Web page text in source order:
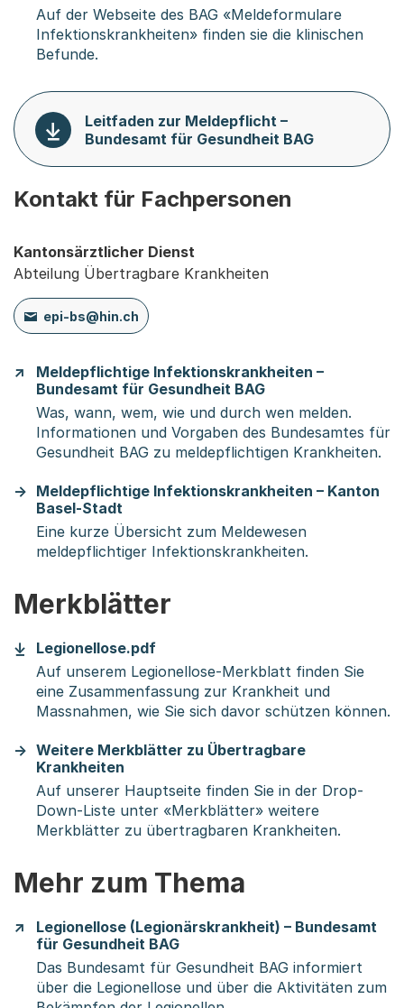
Auf der Webseite des BAG «Meldeformulare
Infektionskrankheiten» finden sie die klinischen
Befunde.
Leitfaden zur Meldepflicht –
Bundesamt für Gesundheit BAG
Kontakt für Fachpersonen
Kantonsärztlicher Dienst
Abteilung Übertragbare Krankheiten
epi-bs@hin.ch
Meldepflichtige Infektionskrankheiten –
Bundesamt für Gesundheit BAG
Was, wann, wem, wie und durch wen melden.
Informationen und Vorgaben des Bundesamtes für
Gesundheit BAG zu meldepflichtigen Krankheiten.
Meldepflichtige Infektionskrankheiten – Kanton
Basel-Stadt
Eine kurze Übersicht zum Meldewesen
meldepflichtiger Infektionskrankheiten.
Merkblätter
Legionellose.pdf(Startet einen Download)
Auf unserem Legionellose-Merkblatt finden Sie
eine Zusammenfassung zur Krankheit und
Massnahmen, wie Sie sich davor schützen können.
Weitere Merkblätter zu Übertragbare
Krankheiten
Auf unserer Hauptseite finden Sie in der Drop-
Down-Liste unter «Merkblätter» weitere
Merkblätter zu übertragbaren Krankheiten.
Mehr zum Thema
Legionellose (Legionärskrankheit) – Bundesamt
für Gesundheit BAG
Das Bundesamt für Gesundheit BAG informiert
über die Legionellose und über die Aktivitäten zum